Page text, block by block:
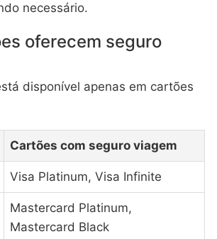
necessário.
oferecem seguro
disponível apenas em cartões
Cartões com seguro viagem
Visa Platinum, Visa Infinite
Mastercard Platinum,
Mastercard Black